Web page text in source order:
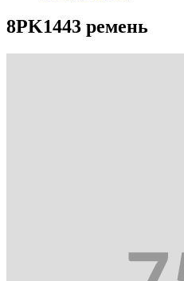
8PK1443 ремень